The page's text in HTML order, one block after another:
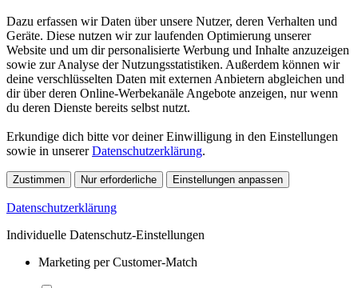
Dazu erfassen wir Daten über unsere Nutzer, deren Verhalten und
Geräte. Diese nutzen wir zur laufenden Optimierung unserer
Website und um dir personalisierte Werbung und Inhalte anzuzeigen
sowie zur Analyse der Nutzungsstatistiken. Außerdem können wir
deine verschlüsselten Daten mit externen Anbietern abgleichen und
dir über deren Online-Werbekanäle Angebote anzeigen, nur wenn
du deren Dienste bereits selbst nutzt.
Erkundige dich bitte vor deiner Einwilligung in den Einstellungen
sowie in unsererDatenschutzerklärung.
Zustimmen Nur erforderliche Einstellungen anpassen
Datenschutzerklärung
Individuelle Datenschutz-Einstellungen
Marketing per Customer-Match